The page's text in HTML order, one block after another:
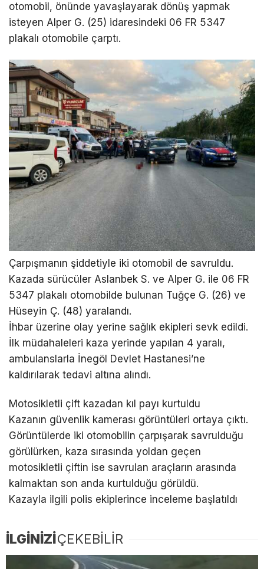
otomobil, önünde yavaşlayarak dönüş yapmak
isteyen Alper G. (25) idaresindeki 06 FR 5347
plakalı otomobile çarptı.
Çarpışmanın şiddetiyle iki otomobil de savruldu.
Kazada sürücüler Aslanbek S. ve Alper G. ile 06 FR
5347 plakalı otomobilde bulunan Tuğçe G. (26) ve
Hüseyin Ç. (48) yaralandı.
İhbar üzerine olay yerine sağlık ekipleri sevk edildi.
İlk müdahaleleri kaza yerinde yapılan 4 yaralı,
ambulanslarla İnegöl Devlet Hastanesi’ne
kaldırılarak tedavi altına alındı.
Motosikletli çift kazadan kıl payı kurtuldu
Kazanın güvenlik kamerası görüntüleri ortaya çıktı.
Görüntülerde iki otomobilin çarpışarak savrulduğu
görülürken, kaza sırasında yoldan geçen
motosikletli çiftin ise savrulan araçların arasında
kalmaktan son anda kurtulduğu görüldü.
Kazayla ilgili polis ekiplerince inceleme başlatıldı
İLGİNİZİÇEKEBİLİR